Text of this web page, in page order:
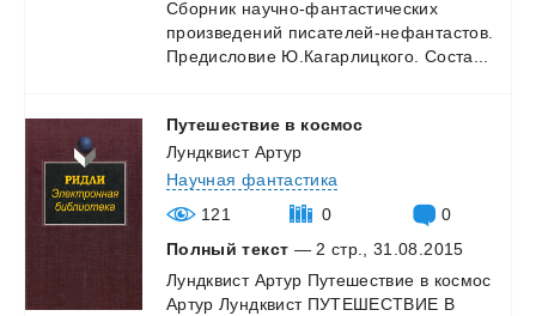
Сборник научно-фантастических
произведений писателей-нефантастов.
Предисловие Ю.Кагарлицкого. Соста...
Путешествие в космос
Лундквист Артур
Научная фантастика
121
0
0
Полный текст — 2 стр., 31.08.2015
Лундквист Артур Путешествие в космос
Артур Лундквист ПУТЕШЕСТВИЕ В